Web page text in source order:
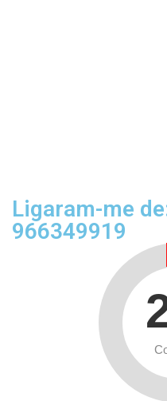
Ligaram-me
966349919